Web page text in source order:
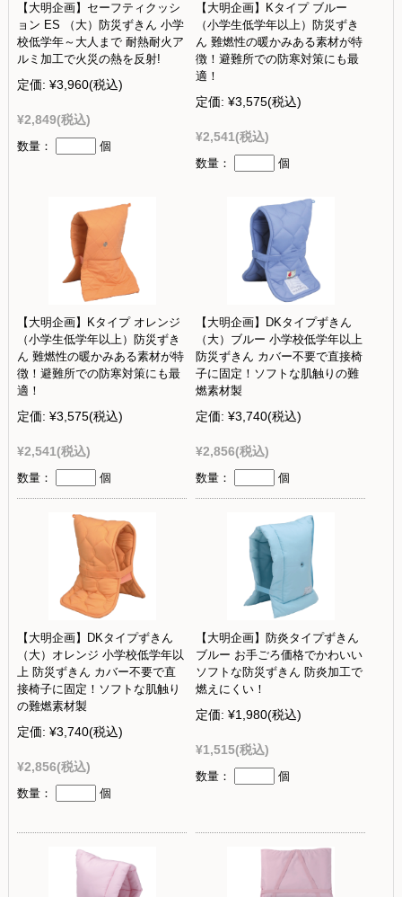
【大明企画】セーフティクッシ
ョン ES （大）防災ずきん 小学
校低学年～大人まで 耐熱耐火ア
ルミ加工で火災の熱を反射!
定価: ¥3,960(税込)
¥2,849(税込)
数量： 個
【大明企画】Kタイプ ブルー
（小学生低学年以上）防災ずき
ん 難燃性の暖かみある素材が特
徴！避難所での防寒対策にも最
適！
定価: ¥3,575(税込)
¥2,541(税込)
数量： 個
【大明企画】Kタイプ オレンジ
（小学生低学年以上）防災ずき
ん 難燃性の暖かみある素材が特
徴！避難所での防寒対策にも最
適！
定価: ¥3,575(税込)
¥2,541(税込)
数量： 個
【大明企画】DKタイプずきん
（大）ブルー 小学校低学年以上
防災ずきん カバー不要で直接椅
子に固定！ソフトな肌触りの難
燃素材製
定価: ¥3,740(税込)
¥2,856(税込)
数量： 個
【大明企画】DKタイプずきん
（大）オレンジ 小学校低学年以
上 防災ずきん カバー不要で直
接椅子に固定！ソフトな肌触り
の難燃素材製
定価: ¥3,740(税込)
¥2,856(税込)
数量： 個
【大明企画】防炎タイプずきん
ブルー お手ごろ価格でかわいい
ソフトな防災ずきん 防炎加工で
燃えにくい！
定価: ¥1,980(税込)
¥1,515(税込)
数量： 個